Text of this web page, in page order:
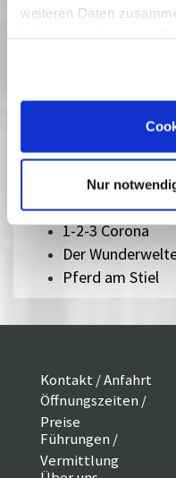
weiteren Daten
Cookies, wenn Sie
Nur
22 Dezember 2024|
Kinderfilme
Klassiker des Kinderkinos
1-2-3 Corona
Der
Pferd am Stiel
Kontakt / Anfahrt
Öffnungszeiten /
Preise
Führungen /
Vermittlung